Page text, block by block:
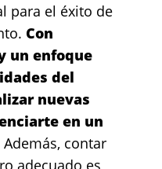
para el éxito de
Con
un enfoque
del
nuevas
en un
Además, contar